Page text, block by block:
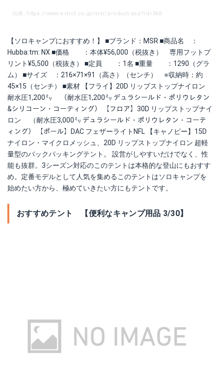
出典: https://www.e-mot.co.jp/msr/product.asp?id=368
【ソロキャンプにおすすめ！】 ■ブランド：MSR ■商品名 ：
Hubba:tm: NX ■価格 ：本体¥56,000（税抜き） 専用フットプ
リント¥5,500（税抜き） ■定員 ：1名 ■重量 ：1290（グラ
ム） ■サイズ ：216×71×91（高さ）（センチ） ※収納時：約
45×15（センチ） ■素材 【フライ】20D リップストップナイロン
耐水圧1,200㍉ （耐水圧1,200㍉ デュラシールド・ポリウレタン
&シリコーン・コーティング） 【フロア】30D リップストップナイ
ロン （耐水圧3,000㍉ デュラシールド・ポリウレタン・コーテ
ィング） 【ポール】DAC フェザーライトNFL 【キャノピー】15D
ナイロン・マイクロメッシュ、20D リップストップナイロン 超軽
量型のバックパッキングテント。 設営がしやすいだけでなく、性
能も抜群。3シーズン対応のこのテントは本格的な登山にもおすす
め。定番モデルとして人気を集めるこのテントはソロキャンプを
始めたい方から、極めていきたい方にもテントです。
おすすめテント 【便利なキャンプ用品 3/30】